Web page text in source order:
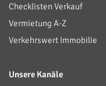
Checklisten Verkauf
Vermietung A-Z
Verkehrswert Immobilie
Unsere Kanäle